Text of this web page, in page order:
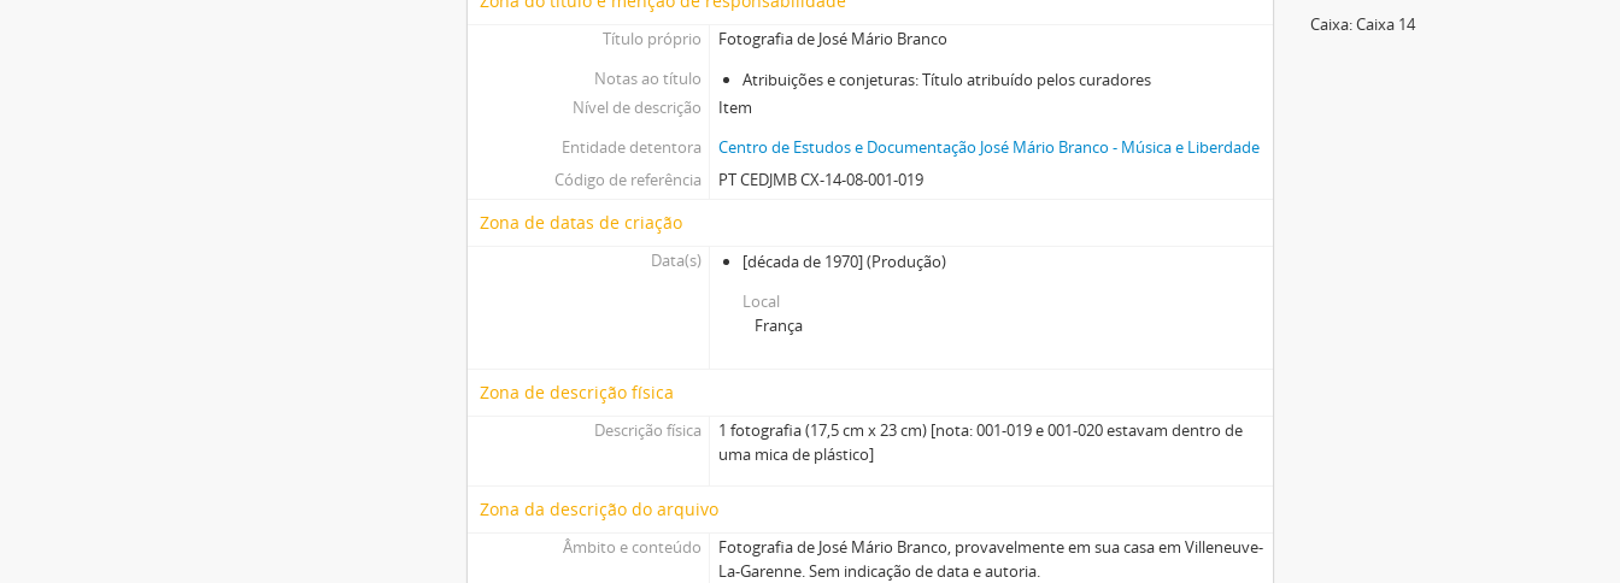
[Caixa] Caixa 31
[Caixa] Caixa 32
[Caixa] Caixa 33
[Caixa] Caixa 35
[Caixa] Caixa 42
[Caixa] Caixa 44
[Caixa] Caixa 45
[Caixa] Caixa 54
Título próprio
Fotografia de José Mário Branco
Notas ao título
Atribuições e conjeturas: Título atribuído pelos curadores
Nível de descrição
Item
Entidade detentora
Centro de Estudos e Documentação José Mário Branco - Música e Liberdade
Código de referência
PT CEDJMB CX-14-08-001-019
Zona de datas de criação
Data(s) [década de 1970](Produção)
Local
França
Zona de descrição física
Descrição física
1 fotografia (17,5 cm x 23 cm) [nota: 001-019 e 001-020 estavam dentro de
uma mica de plástico]
Zona da descrição do arquivo
Âmbito e conteúdo
Fotografia de José Mário Branco, provavelmente em sua casa em Villeneuve-
La-Garenne. Sem indicação de data e autoria.
Caixa:Caixa 14